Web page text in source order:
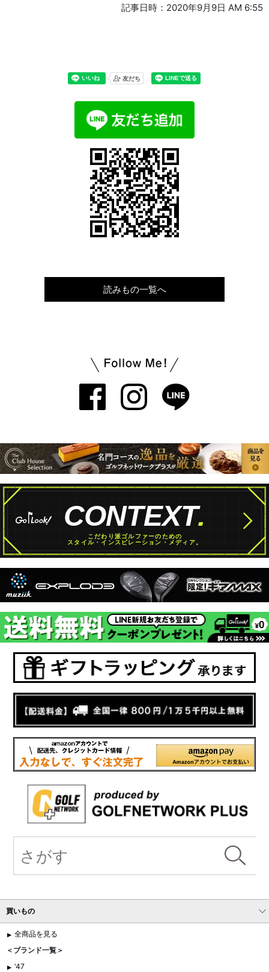
記事日時：2020年9月9日 AM 6:55
読みもの一覧へ
買いもの
全商品を見る
＜ブランド一覧＞
'47